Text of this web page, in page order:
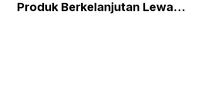
Produk Berkelanjutan Lewat